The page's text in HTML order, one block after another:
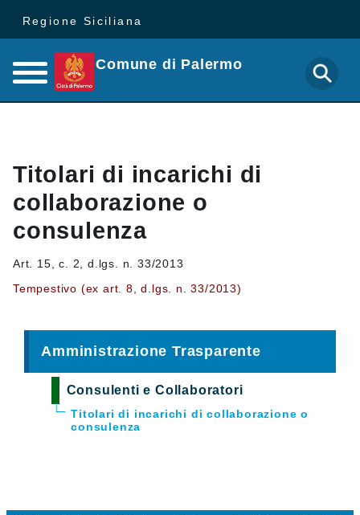
Regione Siciliana
Comune di Palermo
Titolari di incarichi di
collaborazione o
consulenza
Art. 15, c. 2, d.lgs. n. 33/2013
Tempestivo (ex art. 8, d.lgs. n. 33/2013)
Amministrazione Trasparente
Consulenti e Collaboratori
Titolari di incarichi di collaborazione o
consulenza